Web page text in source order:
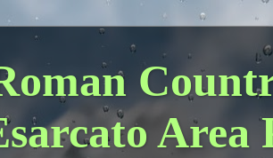
Area